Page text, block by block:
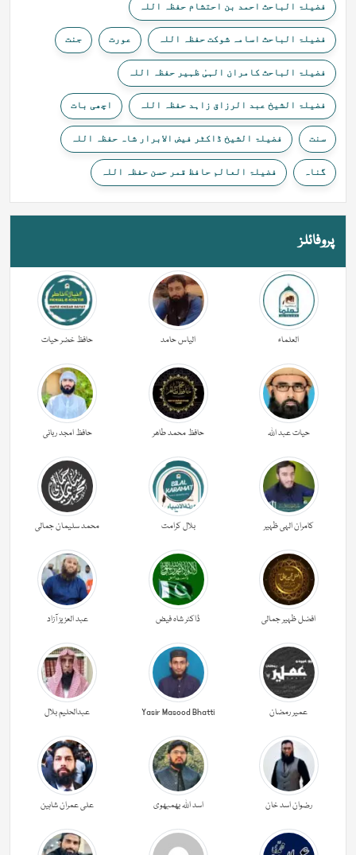
فضیلۃ الباحث احمد بن احتشام حفظہ اللہ
فضیلۃ الباحث اسامہ شوکت حفظہ اللہ عورت جنت
فضیلۃ الباحث کامران الہیٰ ظہیر حفظہ اللہ
فضیلۃ الشیخ عبد الرزاق زاہد حفظہ اللہ اچھی بات
سنت فضیلۃ الشیخ ڈاکٹر فیض الابرار شاہ حفظہ اللہ
گناہ فضیلۃ العالم حافظ قمر حسن حفظہ اللہ
پروفائلز
العلماء الیاس حامد حافظ خضر حیات
حیات عبد اللہ حافظ محمد طاھر حافظ امجد ربانی
کامران الہی ظہیر بلال کرامت محمد سلیمان جمالی
افضل ظہیر جمالی ڈاکٹر شاہ فیض عبد العزیز آزاد
عمیر رمضان Yasir Masood Bhatti عبدالحليم بلال
رضوان اسد خان اسد اللہ بھمبھوی علی عمران شاہین